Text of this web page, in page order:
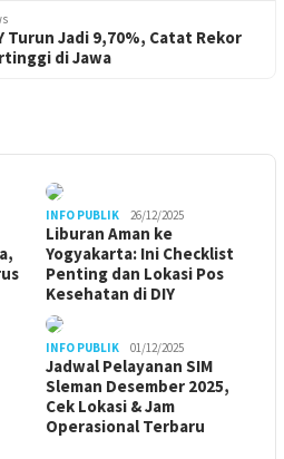
Turun Jadi 9,70%, Catat Rekor
di Jawa
INFO PUBLIK 26/12/2025
Liburan Aman ke
Yogyakarta: Ini Checklist
Penting dan Lokasi Pos
Kesehatan di DIY
INFO PUBLIK 01/12/2025
Jadwal Pelayanan SIM
Sleman Desember 2025,
Cek Lokasi & Jam
Operasional Terbaru